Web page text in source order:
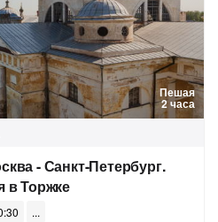
Пешая
2 часа
- Санкт-Петербург.
в Торжке